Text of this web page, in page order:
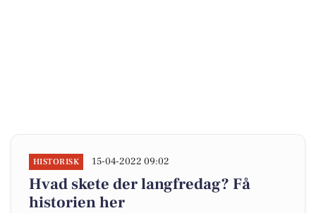
HISTORISK 15-04-2022 09:02
Hvad skete der langfredag? Få
historien her